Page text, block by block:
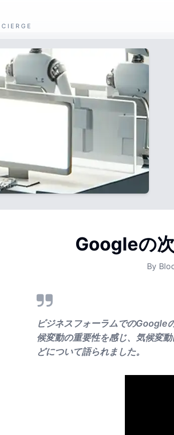
Googleの
By
ビジネスフォーラムでのGoogle
候変動の重要性を感じ、気候変
どについて語られました。